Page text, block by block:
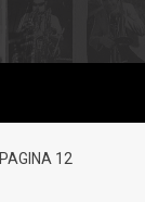
PAGINA 12